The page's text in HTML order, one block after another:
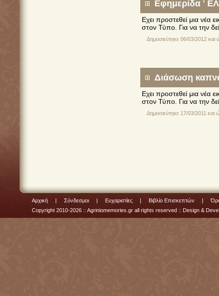
Εφημερίδα '
Εχει προστεθεί μια νέα
στον Τύπο. Για να την
Δημοσιεύτηκε 06/03/2012 και
Διάσωση
Εχει προστεθεί μια νέα
στον Τύπο. Για να την
Δημοσιεύτηκε 17/03/2011 και
Αρχική | Σύνδεσμοι | Ευχαριστίες | Βιβλίο Επισκεπτών |
Copyright 2010-2026 :: Agriniomemories.gr all rights reserved :: Design &